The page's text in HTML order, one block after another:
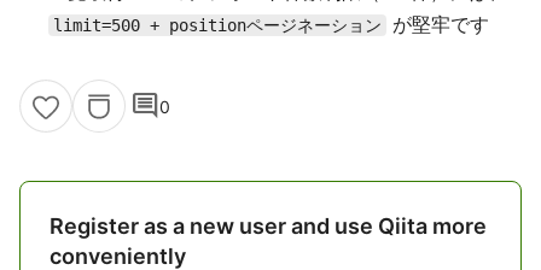
limit=500 + positionページネーション が堅牢です
comment0
Register as a new user and use Qiita more
conveniently